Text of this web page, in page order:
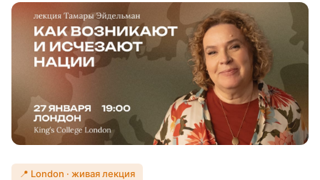
📍 London · живая лекция